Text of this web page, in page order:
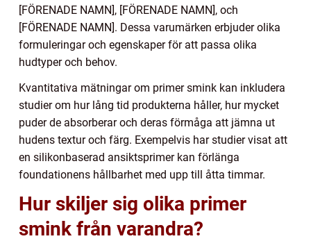
[FÖRENADE NAMN], [FÖRENADE NAMN], och
[FÖRENADE NAMN]. Dessa varumärken erbjuder olika
formuleringar och egenskaper för att passa olika
hudtyper och behov.
Kvantitativa mätningar om primer smink kan inkludera
studier om hur lång tid produkterna håller, hur mycket
puder de absorberar och deras förmåga att jämna ut
hudens textur och färg. Exempelvis har studier visat att
en silikonbaserad ansiktsprimer kan förlänga
foundationens hållbarhet med upp till åtta timmar.
Hur skiljer sig olika primer
smink från varandra?